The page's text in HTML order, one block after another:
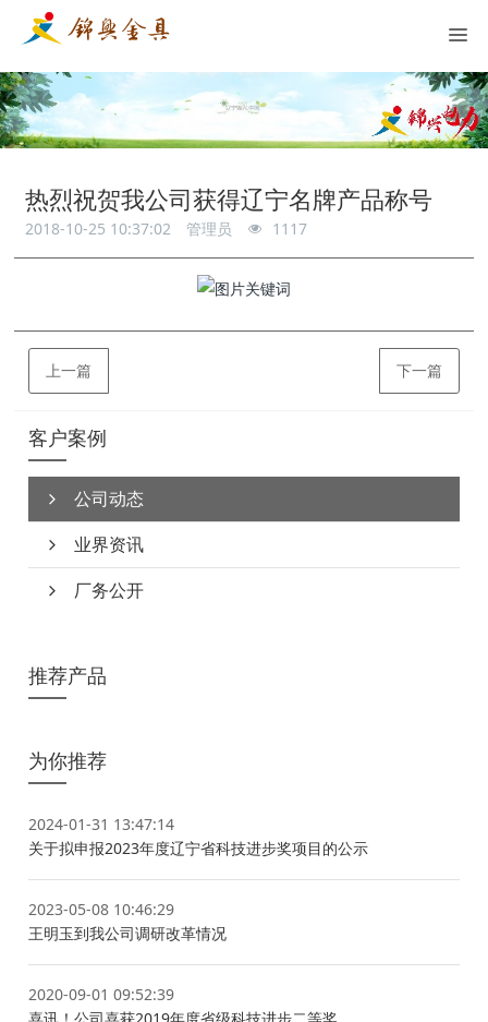
热烈祝贺我公司获得辽宁名牌产品称号
2018-10-25 10:37:02 管理员 1117
上一篇 下一篇
客户案例
公司动态
业界资讯
厂务公开
推荐产品
为你推荐
2024-01-31 13:47:14
关于拟申报2023年度辽宁省科技进步奖项目的公示
2023-05-08 10:46:29
王明玉到我公司调研改革情况
2020-09-01 09:52:39